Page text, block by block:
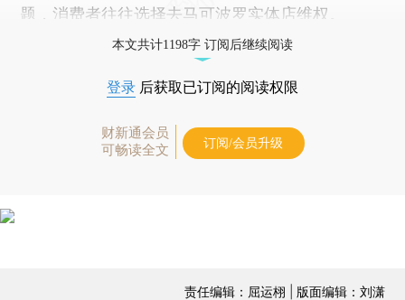
题，消费者往往选择去马可波罗实体店维权。
本文共计1198字 订阅后继续阅读
登录 后获取已订阅的阅读权限
财新通会员
可畅读全文
订阅/会员升级
责任编辑：屈运栩 | 版面编辑：刘潇